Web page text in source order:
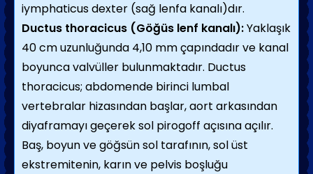
iymphaticus dexter (sağ lenfa kanalı)dır.
Ductus thoracicus (Göğüs lenf kanalı):Yaklaşık
40 cm uzunluğunda 4,10 mm çapındadır ve kanal
boyunca valvüller bulunmaktadır. Ductus
thoracicus; abdomende birinci lumbal
vertebralar hizasından başlar, aort arkasından
diyaframayı geçerek sol pirogoff açısına açılır.
Baş, boyun ve göğsün sol tarafının, sol üst
ekstremitenin, karın ve pelvis boşluğu